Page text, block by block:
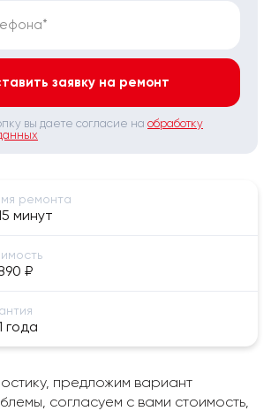
заявку на ремонт
вы даете согласие на обработку
ремонта
минут
₽
года
предложим вариант
согласуем с вами стоимость,